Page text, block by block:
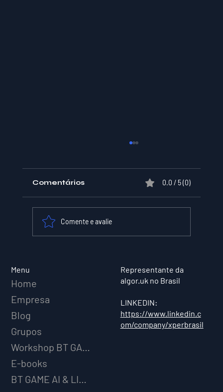
Comentários 0.0 / 5 (0)
Comente e avalie
Menu
Home
Empresa
Blog
Grupos
Workshop BT GAME AI
E-books
BT GAME AI & LICENCIAMENTO
Representante da
algor.uk no Brasil
LINKEDIN:
https://www.linkedin.c
om/company/xperbrasil